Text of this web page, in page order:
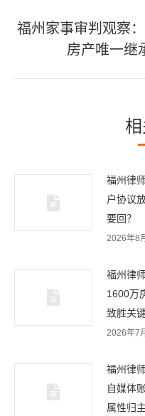
福州家事审判观察
房产唯一继
福州律
户协议
要回？
2026年8
福州律
1600万
致胜关
2026年7
福州律
自媒体
属性归